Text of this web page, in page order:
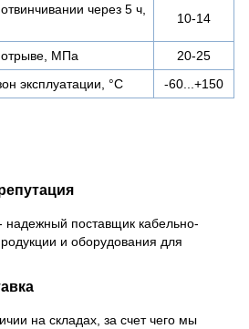
через 5 ч,
10-14
отрыве, МПа
20-25
эксплуатации, °С
-60...+150
поставщик кабельно-
и оборудования для
на складах, за счет чего мы